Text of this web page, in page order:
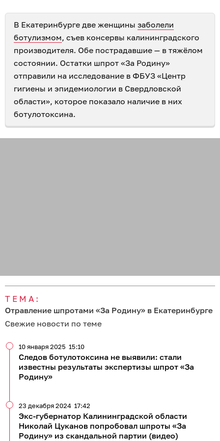
В Екатеринбурге две женщины заболели
ботулизмом, съев консервы калининградского
производителя. Обе пострадавшие — в тяжёлом
состоянии. Остатки шпрот «За Родину»
отправили на исследование в ФБУЗ «Центр
гигиены и эпидемиологии в Свердловской
области», которое показало наличие в них
ботулотоксина.
ТЕМА:
Отравление шпротами «За Родину» в Екатеринбурге
Свежие новости по теме
Следов ботулотоксина не выявили: стали
известны результаты экспертизы шпрот «За
Родину»
10 января 2025 15:10
Экс-губернатор Калининградской области
Николай Цуканов попробовал шпроты «За
Родину» из скандальной партии (видео)
23 декабря 2024 17:42